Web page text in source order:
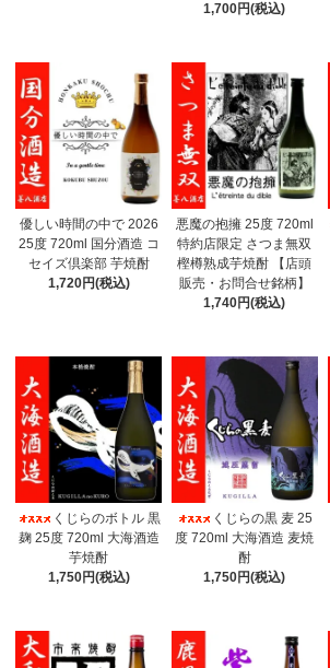
1,700円(税込)
優しい時間の中で 2026
25度 720ml 国分酒造 コ
セイズ倶楽部 芋焼酎
1,720円(税込)
悪魔の抱擁 25度 720ml
特約店限定 さつま無双
樫樽熟成芋焼酎 【店頭
販売・お問合せ銘柄】
1,740円(税込)
くじらのボトル 黒
麹 25度 720ml 大海酒造
芋焼酎
1,750円(税込)
くじらの黒 麦 25
度 720ml 大海酒造 麦焼
酎
1,750円(税込)